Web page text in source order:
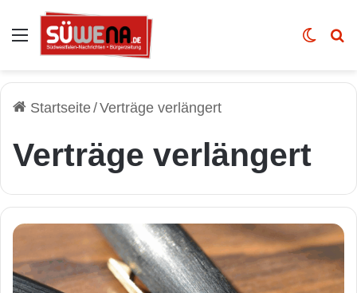
Auswahl Skin
Startseite/Verträge verlängert
Verträge verlängert